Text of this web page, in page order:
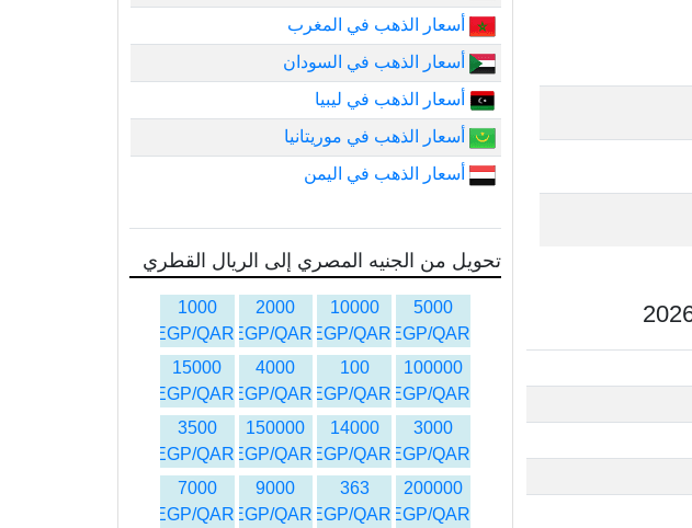
أسعار الذهب في المغرب
أسعار الذهب في السودان
أسعار الذهب في ليبيا
أسعار الذهب في موريتانيا
أسعار الذهب في اليمن
تحويل من الجنيه المصري إلى الريال القطري
5000
EGP/QAR
10000
EGP/QAR
2000
EGP/QAR
1000
EGP/QAR
100000
EGP/QAR
100
EGP/QAR
4000
EGP/QAR
15000
EGP/QAR
3000
EGP/QAR
14000
EGP/QAR
150000
EGP/QAR
3500
EGP/QAR
200000
EGP/QAR
363
EGP/QAR
9000
EGP/QAR
7000
EGP/QAR